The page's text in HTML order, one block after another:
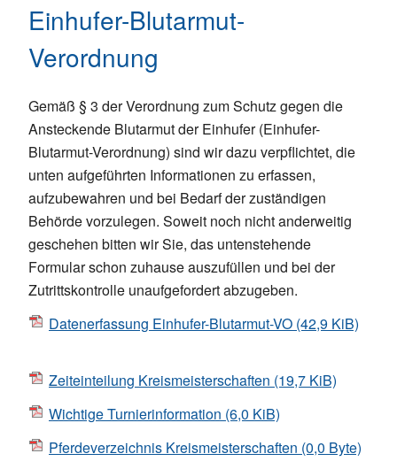
Einhufer-Blutarmut-
Verordnung
Gemäß § 3 der Verordnung zum Schutz gegen die
Ansteckende Blutarmut der Einhufer (Einhufer-
Blutarmut-Verordnung) sind wir dazu verpflichtet, die
unten aufgeführten Informationen zu erfassen,
aufzubewahren und bei Bedarf der zuständigen
Behörde vorzulegen. Soweit noch nicht anderweitig
geschehen bitten wir Sie, das untenstehende
Formular schon zuhause auszufüllen und bei der
Zutrittskontrolle unaufgefordert abzugeben.
Datenerfassung Einhufer-Blutarmut-VO (42,9 KiB)
Zeiteinteilung Kreismeisterschaften (19,7 KiB)
Wichtige Turnierinformation (6,0 KiB)
Pferdeverzeichnis Kreismeisterschaften (0,0 Byte)